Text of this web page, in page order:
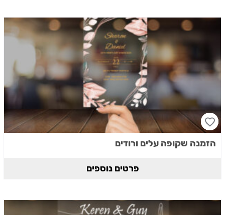
הזמנה שקופה עלים ורודים
פרטים נוספים